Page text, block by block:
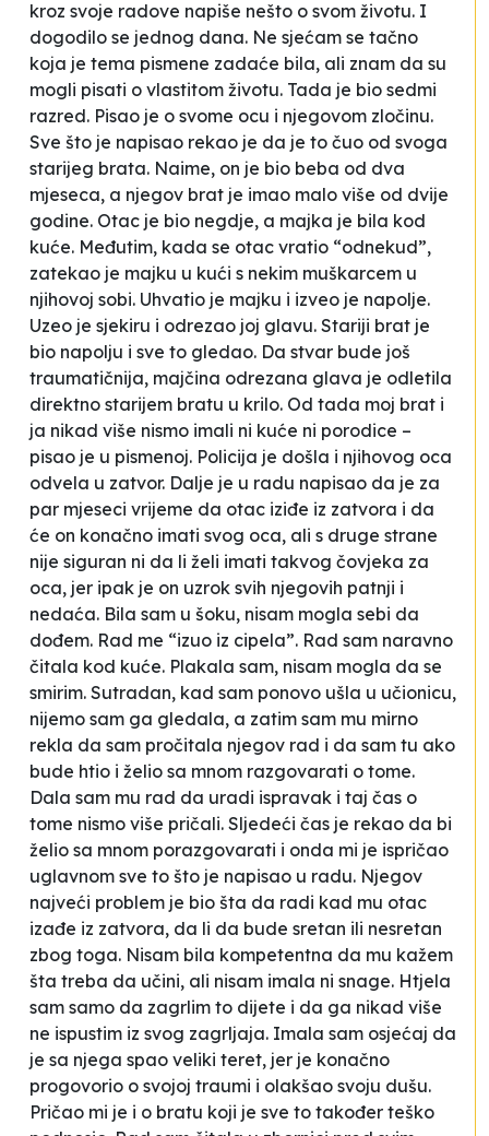
kroz svoje radove napiše nešto o svom životu. I
dogodilo se jednog dana. Ne sjećam se tačno
koja je tema pismene zadaće bila, ali znam da su
mogli pisati o vlastitom životu. Tada je bio sedmi
razred. Pisao je o svome ocu i njegovom zločinu.
Sve što je napisao rekao je da je to čuo od svoga
starijeg brata. Naime, on je bio beba od dva
mjeseca, a njegov brat je imao malo više od dvije
godine. Otac je bio negdje, a majka je bila kod
kuće. Međutim, kada se otac vratio “odnekud”,
zatekao je majku u kući s nekim muškarcem u
njihovoj sobi. Uhvatio je majku i izveo je napolje.
Uzeo je sjekiru i odrezao joj glavu. Stariji brat je
bio napolju i sve to gledao. Da stvar bude još
traumatičnija, majčina odrezana glava je odletila
direktno starijem bratu u krilo. Od tada moj brat i
ja nikad više nismo imali ni kuće ni porodice –
pisao je u pismenoj. Policija je došla i njihovog oca
odvela u zatvor. Dalje je u radu napisao da je za
par mjeseci vrijeme da otac iziđe iz zatvora i da
će on konačno imati svog oca, ali s druge strane
nije siguran ni da li želi imati takvog čovjeka za
oca, jer ipak je on uzrok svih njegovih patnji i
nedaća. Bila sam u šoku, nisam mogla sebi da
dođem. Rad me “izuo iz cipela”. Rad sam naravno
čitala kod kuće. Plakala sam, nisam mogla da se
smirim. Sutradan, kad sam ponovo ušla u učionicu,
nijemo sam ga gledala, a zatim sam mu mirno
rekla da sam pročitala njegov rad i da sam tu ako
bude htio i želio sa mnom razgovarati o tome.
Dala sam mu rad da uradi ispravak i taj čas o
tome nismo više pričali. Sljedeći čas je rekao da bi
želio sa mnom porazgovarati i onda mi je ispričao
uglavnom sve to što je napisao u radu. Njegov
najveći problem je bio šta da radi kad mu otac
izađe iz zatvora, da li da bude sretan ili nesretan
zbog toga. Nisam bila kompetentna da mu kažem
šta treba da učini, ali nisam imala ni snage. Htjela
sam samo da zagrlim to dijete i da ga nikad više
ne ispustim iz svog zagrljaja. Imala sam osjećaj da
je sa njega spao veliki teret, jer je konačno
progovorio o svojoj traumi i olakšao svoju dušu.
Pričao mi je i o bratu koji je sve to također teško